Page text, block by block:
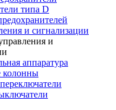
типа D
и сигнализации
и
аппаратура
колонны